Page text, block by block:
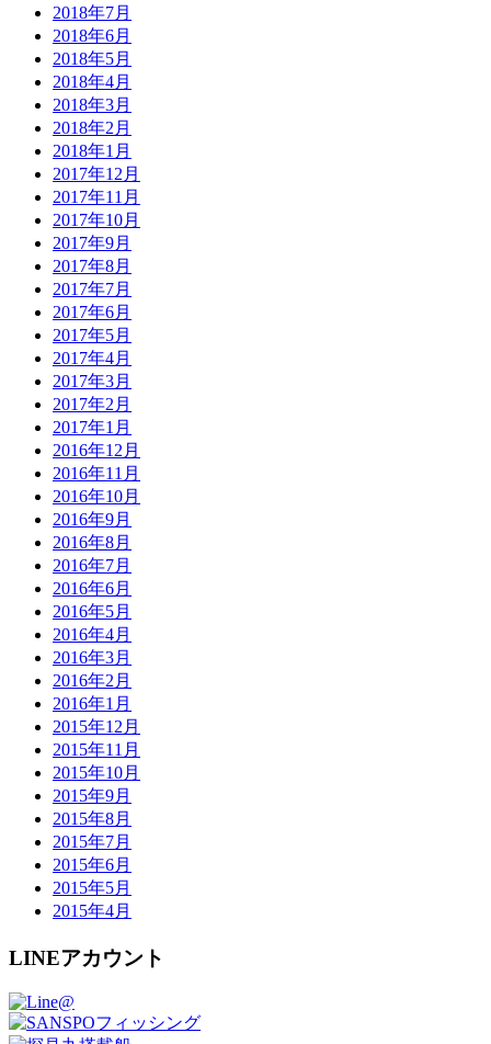
2018年7月
2018年6月
2018年5月
2018年4月
2018年3月
2018年2月
2018年1月
2017年12月
2017年11月
2017年10月
2017年9月
2017年8月
2017年7月
2017年6月
2017年5月
2017年4月
2017年3月
2017年2月
2017年1月
2016年12月
2016年11月
2016年10月
2016年9月
2016年8月
2016年7月
2016年6月
2016年5月
2016年4月
2016年3月
2016年2月
2016年1月
2015年12月
2015年11月
2015年10月
2015年9月
2015年8月
2015年7月
2015年6月
2015年5月
2015年4月
LINEアカウント